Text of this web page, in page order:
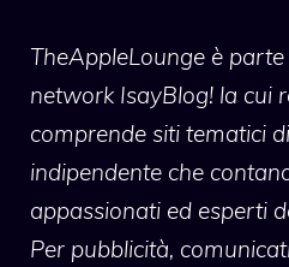
TheAppleLounge è parte
network IsayBlog! la cui
comprende siti tematici
indipendente che
appassionati ed esperti
Per pubblicità,